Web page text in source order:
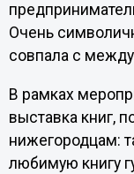
Очень
совпала с
В рамках
выставка книг,
нижегородцам:
любимую книгу